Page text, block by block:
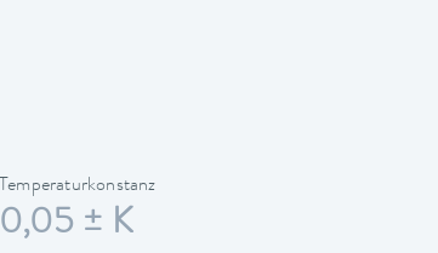
Temperaturkonstanz
0,05 ± K